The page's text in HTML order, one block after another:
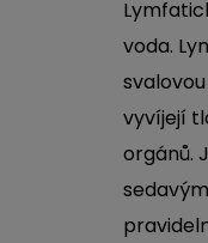
voda.
vyvíjejí
orgánů.